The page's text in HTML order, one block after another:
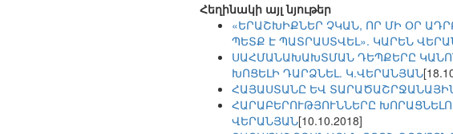
Հեղինակի այլ նյութեր
«ԵՐԱՇԽԻՔՆԵՐ ՉԿԱՆ, ՈՐ ՄԻ ՕՐ
ՊԵՏՔ Է ՊԱՏՐԱՍՏՎԵԼ». ԿԱՐԵՆ
ՍԱՀՄԱՆԱԽԱԽՏՄԱՆ ԴԵՊՔԵՐԸ
ԽՈՑԵԼԻ ԴԱՐՁՆԵԼ. Կ.ՎԵՐԱՆՅԱՆ
ՀԱՅԱՍՏԱՆԸ ԵՎ
ՀԱՐԱԲԵՐՈՒԹՅՈՒՆՆԵՐԸ
ՎԵՐԱՆՅԱՆ[10.10.2018]